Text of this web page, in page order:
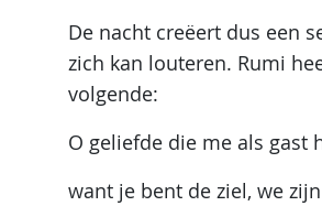
De nacht creëert dus een
zich kan louteren. Rumi
volgende:
O geliefde die me als gast
want je bent de ziel, we